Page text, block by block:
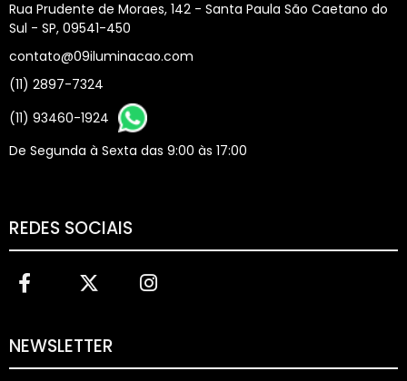
Rua Prudente de Moraes, 142 - Santa Paula São Caetano do
Sul - SP, 09541-450
contato@09iluminacao.com
(11) 2897-7324
(11) 93460-1924
De Segunda à Sexta das 9:00 às 17:00
REDES SOCIAIS
NEWSLETTER